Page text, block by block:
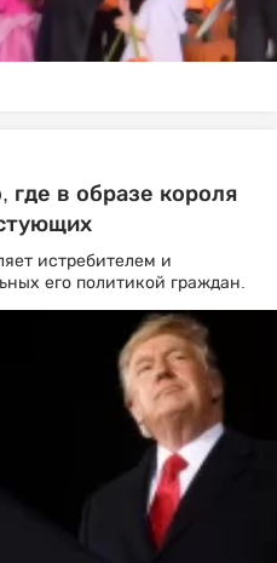
в образе короля
истребителем и
его политикой граждан.